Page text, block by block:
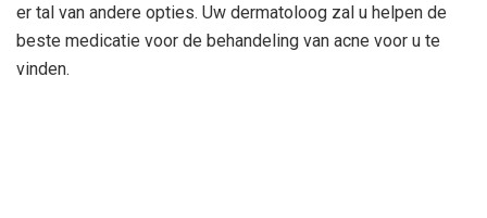
er tal van andere opties. Uw dermatoloog zal u helpen de
beste medicatie voor de behandeling van acne voor u te
vinden.